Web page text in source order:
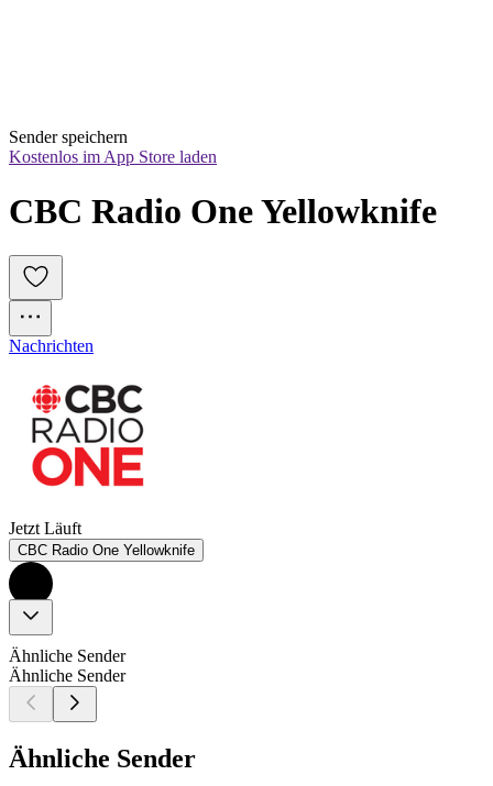
Sender speichern
Kostenlos im App Store laden
CBC Radio One Yellowknife
Nachrichten
Jetzt Läuft
CBC Radio One Yellowknife
Ähnliche Sender
Ähnliche Sender
Ähnliche Sender